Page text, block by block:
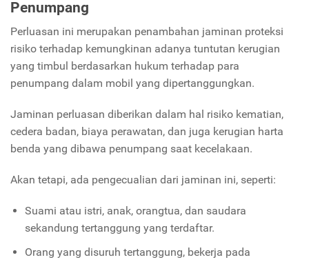
Penumpang
Perluasan ini merupakan penambahan jaminan proteksi
risiko terhadap kemungkinan adanya tuntutan kerugian
yang timbul berdasarkan hukum terhadap para
penumpang dalam mobil yang dipertanggungkan.
Jaminan perluasan diberikan dalam hal risiko kematian,
cedera badan, biaya perawatan, dan juga kerugian harta
benda yang dibawa penumpang saat kecelakaan.
Akan tetapi, ada pengecualian dari jaminan ini, seperti:
Suami atau istri, anak, orangtua, dan saudara
sekandung tertanggung yang terdaftar.
Orang yang disuruh tertanggung, bekerja pada